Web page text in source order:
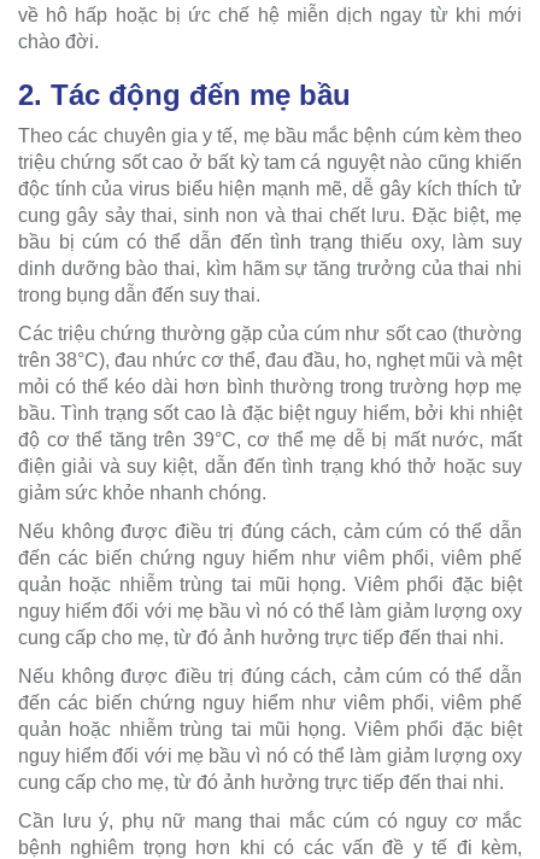
về hô hấp hoặc bị ức chế hệ miễn dịch ngay từ khi mới
chào đời.
2. Tác động đến mẹ bầu
Theo các chuyên gia y tế, mẹ bầu mắc bệnh cúm kèm theo
triệu chứng sốt cao ở bất kỳ tam cá nguyệt nào cũng khiến
độc tính của virus biểu hiện mạnh mẽ, dễ gây kích thích tử
cung gây sảy thai, sinh non và thai chết lưu. Đặc biệt, mẹ
bầu bị cúm có thể dẫn đến tình trạng thiếu oxy, làm suy
dinh dưỡng bào thai, kìm hãm sự tăng trưởng của thai nhi
trong bụng dẫn đến suy thai.
Các triệu chứng thường gặp của cúm như sốt cao (thường
trên 38°C), đau nhức cơ thể, đau đầu, ho, nghẹt mũi và mệt
mỏi có thể kéo dài hơn bình thường trong trường hợp mẹ
bầu. Tình trạng sốt cao là đặc biệt nguy hiểm, bởi khi nhiệt
độ cơ thể tăng trên 39°C, cơ thể mẹ dễ bị mất nước, mất
điện giải và suy kiệt, dẫn đến tình trạng khó thở hoặc suy
giảm sức khỏe nhanh chóng.
Nếu không được điều trị đúng cách, cảm cúm có thể dẫn
đến các biến chứng nguy hiểm như viêm phổi, viêm phế
quản hoặc nhiễm trùng tai mũi họng. Viêm phổi đặc biệt
nguy hiểm đối với mẹ bầu vì nó có thể làm giảm lượng oxy
cung cấp cho mẹ, từ đó ảnh hưởng trực tiếp đến thai nhi.
Nếu không được điều trị đúng cách, cảm cúm có thể dẫn
đến các biến chứng nguy hiểm như viêm phổi, viêm phế
quản hoặc nhiễm trùng tai mũi họng. Viêm phổi đặc biệt
nguy hiểm đối với mẹ bầu vì nó có thể làm giảm lượng oxy
cung cấp cho mẹ, từ đó ảnh hưởng trực tiếp đến thai nhi.
Cần lưu ý, phụ nữ mang thai mắc cúm có nguy cơ mắc
bệnh nghiêm trọng hơn khi có các vấn đề y tế đi kèm,